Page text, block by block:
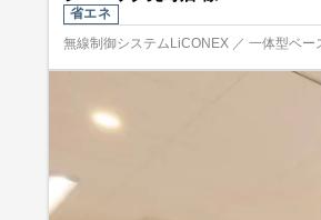
省エネ
無線制御システムLiCONEX ／ 一体型ベ